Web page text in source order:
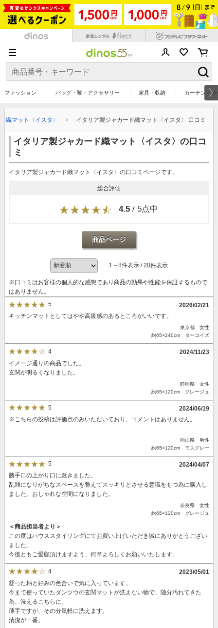
ファッション バッグ・靴・アクセサリー 家具・収納 カーテン・
織マット〈イスタ〉 イタリア製ジャカード織マット〈イスタ〉 口コミ
イタリア製ジャカード織マット〈イスタ〉の口コ
ミ
イタリア製ジャカード織マット〈イスタ〉の口コミページです。
総合評価
4.5 / 5点中
商品ページ
1～8件表示 /20件表示
※口コミはお客様の個人的な感想であり商品の効果や性能を保証するもので
はありません。
5
2026/02/21
キッチンマットとしてはやや高級感のあるところがいいです。
東京都 女性
約65×240cm ターコイズ
4
2024/11/23
イメージ通りの商品でした。
玄関が明るくなりました。
静岡県 女性
約65×120cm グレージュ
5
2024/06/19
※こちらの投稿は評価点のみいただいており、コメントはありません。
岡山県 男性
約65×120cm モスグレー
5
2024/04/07
勝手口の上がり口に敷きました。
乱雑になりがちなスペースを整えてスッキリとさせる意識をもつ為に購入し
ました。おしゃれな空間になりました。
奈良県 女性
約65×120cm グレージュ
＜商品担当者より＞
この度はハウススタイリングにてお買い上げいただき誠にありがとうござい
ました。
今後ともご愛顧頂けますよう、何卒よろしくお願いいたします。
4
2023/05/01
凝った柄と好みの色合いで気に入っています。
今まで使っていたダンツウの玄関マットが洗えない物で、随分汚れてきた
為、洗えるこちらに。
薄手ですが、その分気軽に洗えます。
清潔が一番。